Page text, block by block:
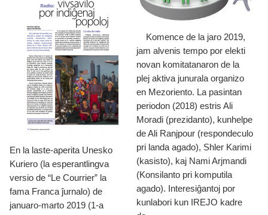
En la laste-aperita Unesko
Kuriero (la esperantlingva
versio de “Le Courrier” la
fama Franca ĵurnalo) de
januaro-marto 2019 (1-a
Komence de la jaro 2019,
jam alvenis tempo por elekti
novan komitatanaron de la
plej aktiva junurala organizo
en Mezoriento. La pasintan
periodon (2018) estris Ali
Moradi (prezidanto), kunhelpe
de Ali Ranjpour (respondeculo
pri landa agado), Shler Karimi
(kasisto), kaj Nami Arjmandi
(Konsilanto pri komputila
agado). Interesiĝantoj por
kunlabori kun IREJO kadre